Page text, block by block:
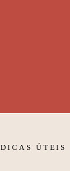
DICAS ÚTEIS